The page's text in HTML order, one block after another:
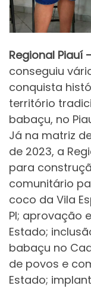
Regional Piauí
conseguiu
conquista
território
babaçu, no
Já na matriz
de 2023, a
para
comunitário
coco da Vila
PI; aprovação
Estado;
babaçu no
de povos e
Estado;